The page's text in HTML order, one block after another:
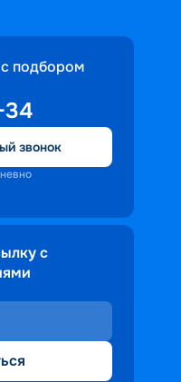
подбором
34
звонок
с